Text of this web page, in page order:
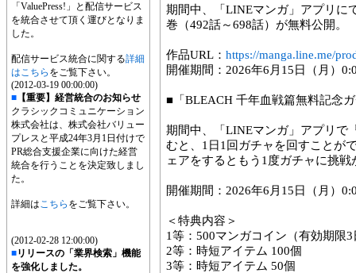
「ValuePress!」と配信サービス
を統合させて頂く運びとなりま
した。
配信サービス統合に関する詳細
はこちら をご覧下さい。
(2012-03-19 00:00:00)
■ 【重要】経営統合のお知らせ
クラシックコミュニケーション
株式会社は、株式会社バリュー
プレスと平成24年3月1日付けで
PR総合支援企業に向けた経営
統合を行うことを決定致しまし
た。
詳細はこちら をご覧下さい。
(2012-02-28 12:00:00)
■リリースの「業界検索」機能
を強化しました。
期間中、「LINEマンガ」アプリに
巻（492話～698話）が無料公開。
作品URL： https://manga.line.me/
開催期間：2026年6月15日（月）
■「BLEACH 千年血戦篇無料記念
期間中、「LINEマンガ」アプリで
むと、1日1回ガチャを回すことが
ェアをするともう1度ガチャに挑戦
開催期間：2026年6月15日（月）
＜特典内容＞
1等：500マンガコイン（有効期限3
2等：時短アイテム 100個
3等：時短アイテム 50個